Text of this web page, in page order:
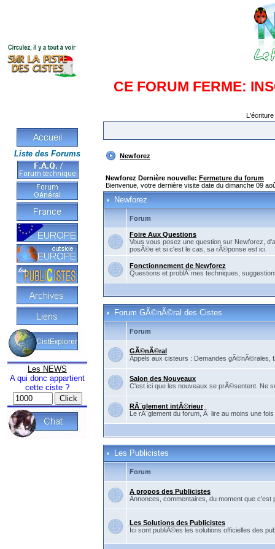
CE FORUM FERME:
Liste des Forums
Les NEWS
A qui donc appartient
cette ciste ?
Newforez
Newforez Dernière nouvelle: Fermeture du forum
Bienvenue, votre dernière visite date du dimanche 09
Newforez
Forum
Foire Aux Questions
Vous vous posez une question sur Newforez,
posÃ©e et si c'est le cas, sa rÃ©ponse est ici.
Fonctionnement de Newforez
Questions et problÃ¨mes techniques,
Forum GÃ©nÃ©ral des Cistes
Forum
GÃ©nÃ©ral
Appels aux cisteurs : Demandes gÃ©nÃ©rales,
Salon des Nouveaux
C'est ici que les nouveaux se prÃ©sentent. Ne
RÃ¨glement intÃ©rieur
Le rÃ¨glement du forum, Ã lire au moins une
Les Publicistes
Forum
A propos des Publicistes
Annonces, commentaires, du moment que
Les Solutions des Publicistes
Ici sont publiÃ©es les solutions officielles des